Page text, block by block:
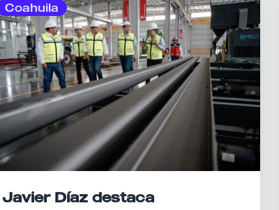
Coahuila
Javier Díaz destaca